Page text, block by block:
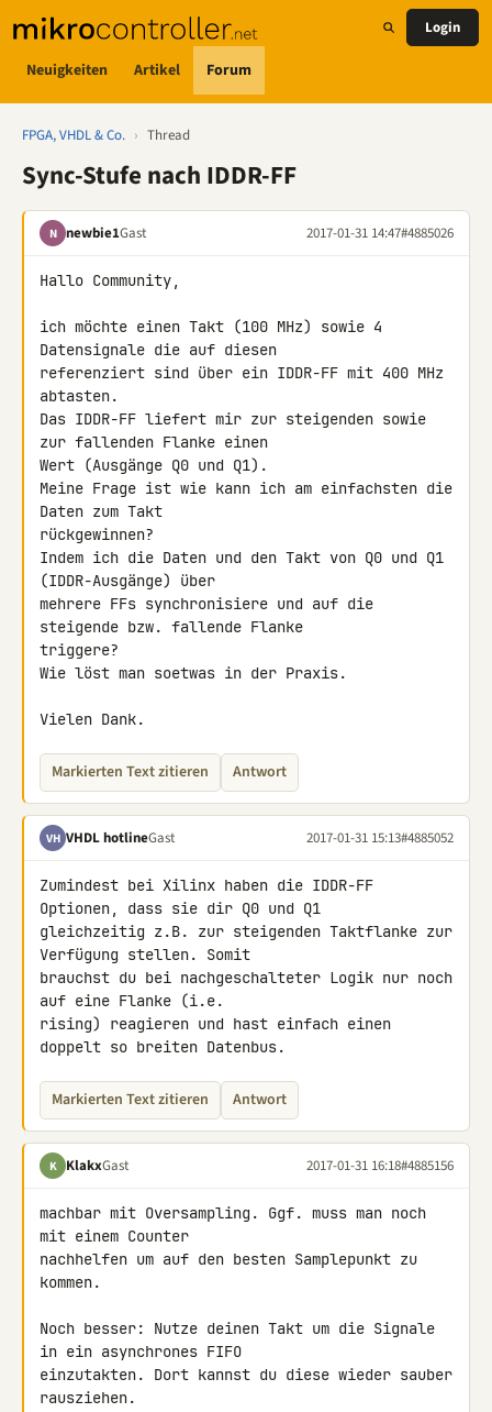
Neuigkeiten Artikel Forum
Login
FPGA, VHDL & Co. › Thread
Sync-Stufe nach IDDR-FF
N newbie1Gast 2017-01-31 14:47#4885026
Hallo Community,
ich möchte einen Takt (100 MHz) sowie 4
Datensignale die auf diesen
referenziert sind über ein IDDR-FF mit 400 MHz
abtasten.
Das IDDR-FF liefert mir zur steigenden sowie
zur fallenden Flanke einen
Wert (Ausgänge Q0 und Q1).
Meine Frage ist wie kann ich am einfachsten die
Daten zum Takt
rückgewinnen?
Indem ich die Daten und den Takt von Q0 und Q1
(IDDR-Ausgänge) über
mehrere FFs synchronisiere und auf die
steigende bzw. fallende Flanke
triggere?
Wie löst man soetwas in der Praxis.
Vielen Dank.
Markierten Text zitieren Antwort
VH VHDL hotlineGast 2017-01-31 15:13#4885052
Zumindest bei Xilinx haben die IDDR-FF
Optionen, dass sie dir Q0 und Q1
gleichzeitig z.B. zur steigenden Taktflanke zur
Verfügung stellen. Somit
brauchst du bei nachgeschalteter Logik nur noch
auf eine Flanke (i.e.
rising) reagieren und hast einfach einen
doppelt so breiten Datenbus.
Markierten Text zitieren Antwort
K KlakxGast 2017-01-31 16:18#4885156
machbar mit Oversampling. Ggf. muss man noch
mit einem Counter
nachhelfen um auf den besten Samplepunkt zu
kommen.
Noch besser: Nutze deinen Takt um die Signale
in ein asynchrones FIFO
einzutakten. Dort kannst du diese wieder sauber
rausziehen.